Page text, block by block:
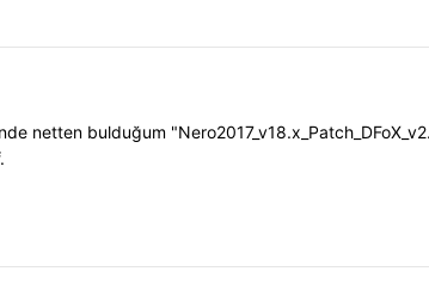
netten bulduğum